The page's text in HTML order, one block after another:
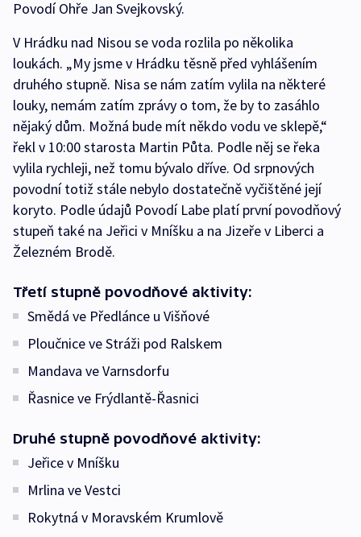
Povodí Ohře Jan Svejkovský.
V Hrádku nad Nisou se voda rozlila po několika
loukách. „My jsme v Hrádku těsně před vyhlášením
druhého stupně. Nisa se nám zatím vylila na některé
louky, nemám zatím zprávy o tom, že by to zasáhlo
nějaký dům. Možná bude mít někdo vodu ve sklepě,“
řekl v 10:00 starosta Martin Půta. Podle něj se řeka
vylila rychleji, než tomu bývalo dříve. Od srpnových
povodní totiž stále nebylo dostatečně vyčištěné její
koryto. Podle údajů Povodí Labe platí první povodňový
stupeň také na Jeřici v Mníšku a na Jizeře v Liberci a
Železném Brodě.
Třetí stupně povodňové aktivity:
Smědá ve Předlánce u Višňové
Ploučnice ve Stráži pod Ralskem
Mandava ve Varnsdorfu
Řasnice ve Frýdlantě-Řasnici
Druhé stupně povodňové aktivity:
Jeřice v Mníšku
Mrlina ve Vestci
Rokytná v Moravském Krumlově